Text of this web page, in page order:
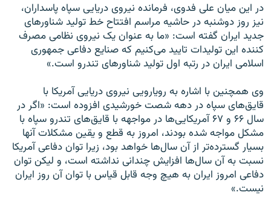
در این میان على فدوى، فرمانده نیروى دریایى سپاه پاسداران،
نیز روز دوشنبه در حاشیه مراسم افتتاح خط تولید شناورهاى
جدید ایران گفته است: «ما به عنوان یک نیروى نظامى مصرف
کننده این تولیدات تایید مى‌کنیم که صنایع دفاعى جمهورى
اسلامى ایران در رتبه اول تولید شناورهاى تندرو است.»
وى همچنین با اشاره به رویارویى نیروى دریایى آمریکا با
قایق‌هاى سپاه در دهه شصت خورشیدى افزوده است: «اگر در
سال ۶۶ و ۶۷ آمریکایى‌ها در مواجهه با قایق‌هاى تندرو سپاه با
مشکل مواجه شده بودند، امروز به قطع و یقین مشکلات آنها
بسیار گسترده‌تر از آن سال‌ها خواهد بود، زیرا توان دفاعى آمریکا
نسبت به آن سال‌ها افزایش چندانى نداشته است، و لیکن توان
دفاعى امروز ایران به هیچ وجه قابل قیاس با توان آن روز ایران
نیست.»